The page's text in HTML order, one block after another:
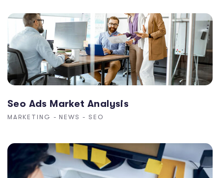
Seo Ads Market Analysis
MARKETING - NEWS - SEO